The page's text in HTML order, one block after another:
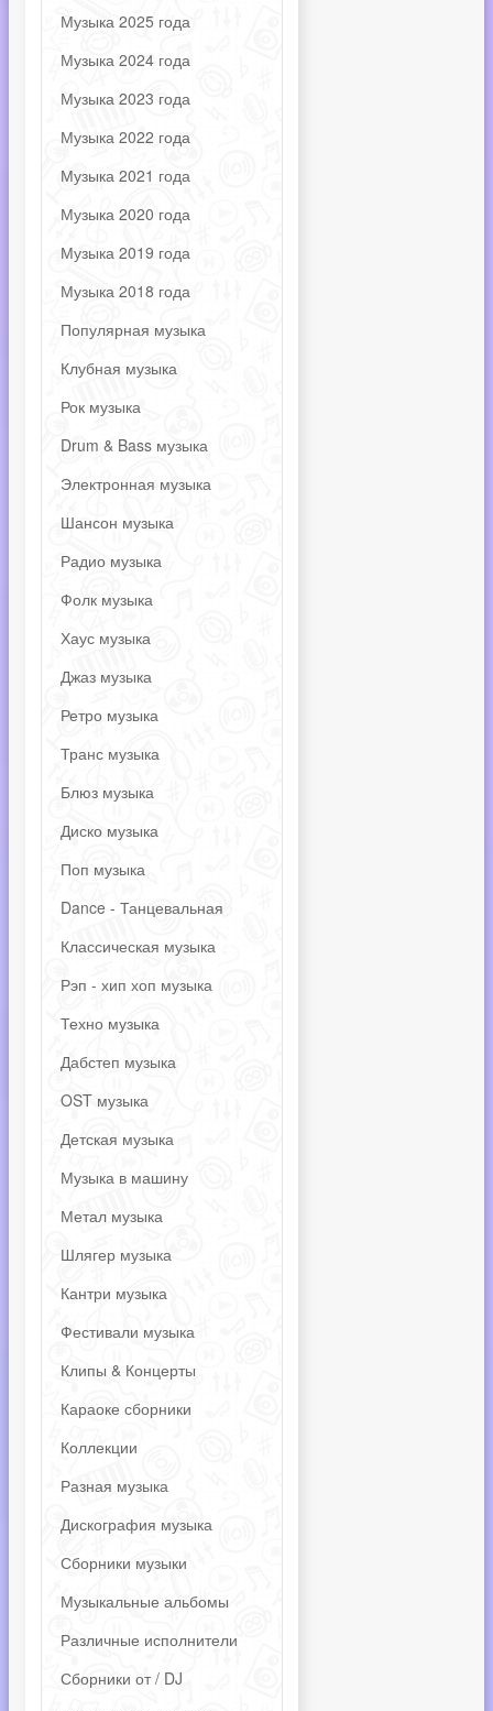
Музыка 2025 года
Музыка 2024 года
Музыка 2023 года
Музыка 2022 года
Музыка 2021 года
Музыка 2020 года
Музыка 2019 года
Музыка 2018 года
Популярная музыка
Клубная музыка
Рок музыка
Drum & Bass музыка
Электронная музыка
Шансон музыка
Радио музыка
Фолк музыка
Хаус музыка
Джаз музыка
Ретро музыка
Транс музыка
Блюз музыка
Диско музыка
Поп музыка
Dance - Танцевальная
Классическая музыка
Рэп - хип хоп музыка
Техно музыка
Дабстеп музыка
OST музыка
Детская музыка
Музыка в машину
Метал музыка
Шлягер музыка
Кантри музыка
Фестивали музыка
Клипы & Концерты
Караоке сборники
Коллекции
Разная музыка
Дискография музыка
Сборники музыки
Музыкальные альбомы
Различные исполнители
Сборники от / DJ